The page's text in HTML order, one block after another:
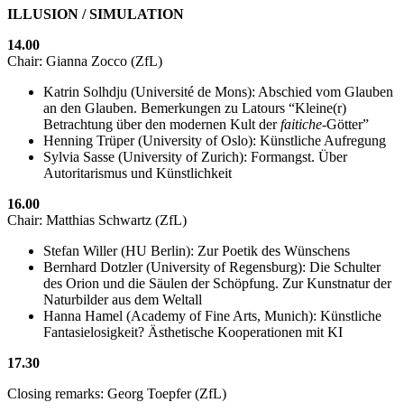
ILLUSION / SIMULATION
14.00
Chair: Gianna Zocco (ZfL)
Katrin Solhdju (Université de Mons): Abschied vom Glauben
an den Glauben. Bemerkungen zu Latours “Kleine(r)
Betrachtung über den modernen Kult derfaitiche-Götter”
Henning Trüper (University of Oslo): Künstliche Aufregung
Sylvia Sasse (University of Zurich): Formangst. Über
Autoritarismus und Künstlichkeit
16.00
Chair: Matthias Schwartz (ZfL)
Stefan Willer (HU Berlin): Zur Poetik des Wünschens
Bernhard Dotzler (University of Regensburg): Die Schulter
des Orion und die Säulen der Schöpfung. Zur Kunstnatur der
Naturbilder aus dem Weltall
Hanna Hamel (Academy of Fine Arts, Munich): Künstliche
Fantasielosigkeit? Ästhetische Kooperationen mit KI
17.30
Closing remarks: Georg Toepfer (ZfL)